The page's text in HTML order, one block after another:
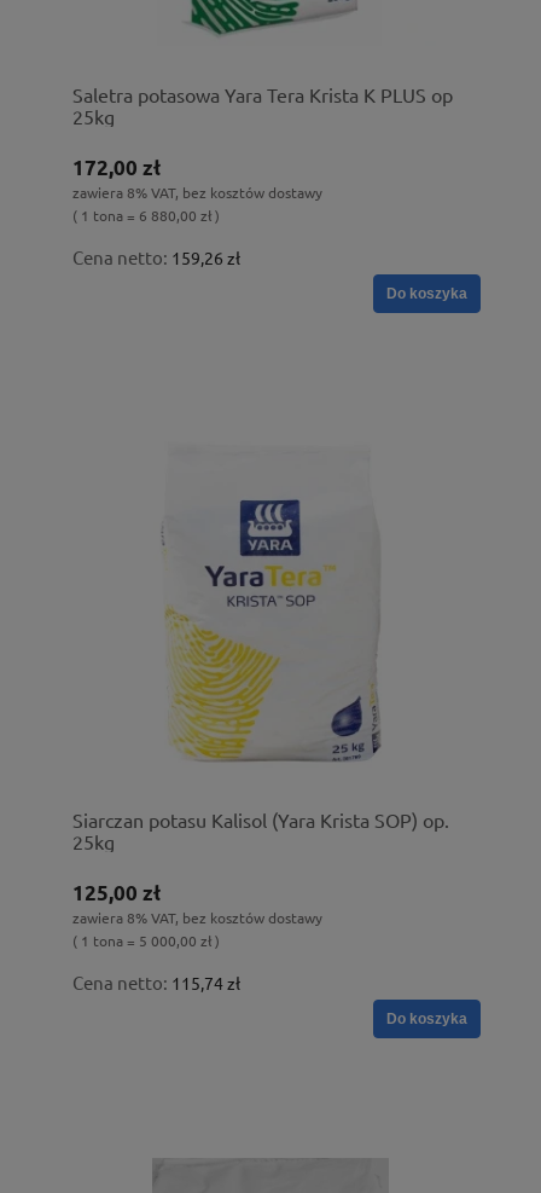
Saletra potasowa Yara Tera Krista K PLUS op
25kg
172,00 zł
zawiera 8% VAT, bez kosztów dostawy
( 1 tona = 6 880,00 zł )
Cena netto: 159,26 zł
Do koszyka
Siarczan potasu Kalisol (Yara Krista SOP) op.
25kg
125,00 zł
zawiera 8% VAT, bez kosztów dostawy
( 1 tona = 5 000,00 zł )
Cena netto: 115,74 zł
Do koszyka